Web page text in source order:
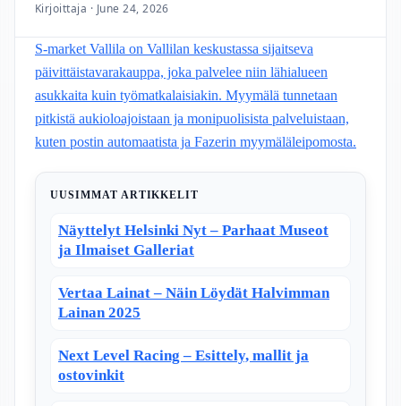
Kirjoittaja · June 24, 2026
S-market Vallila on Vallilan keskustassa sijaitseva
päivittäistavarakauppa, joka palvelee niin lähialueen
asukkaita kuin työmatkalaisiakin. Myymälä tunnetaan
pitkistä aukioloajoistaan ja monipuolisista palveluistaan,
kuten postin automaatista ja Fazerin myymäläleipomosta.
UUSIMMAT ARTIKKELIT
Näyttelyt Helsinki Nyt – Parhaat Museot
ja Ilmaiset Galleriat
Vertaa Lainat – Näin Löydät Halvimman
Lainan 2025
Next Level Racing – Esittely, mallit ja
ostovinkit